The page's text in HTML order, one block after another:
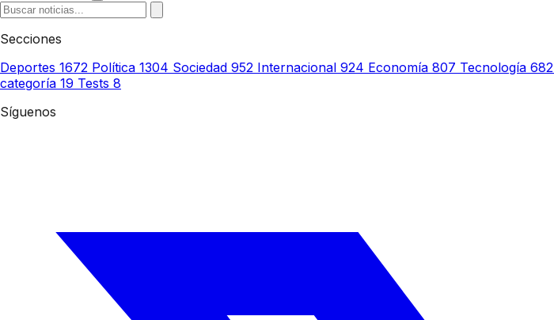
Secciones
Deportes 1672 Política 1304 Sociedad 952 Internacional 924 Economía 807 Tecnología 682
categoría 19 Tests 8
Síguenos